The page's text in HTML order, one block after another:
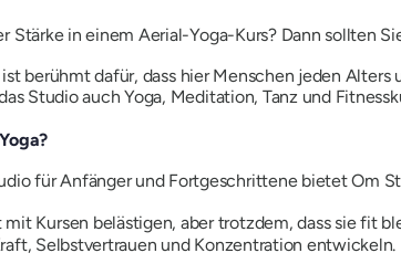
in einem Aerial-Yoga-Kurs? Dann sollten
berühmt dafür, dass hier Menschen jeden Alters
Studio auch Yoga, Meditation, Tanz und
für Anfänger und Fortgeschrittene bietet Om
Kursen belästigen, aber trotzdem, dass sie fit
Selbstvertrauen und Konzentration entwickeln.